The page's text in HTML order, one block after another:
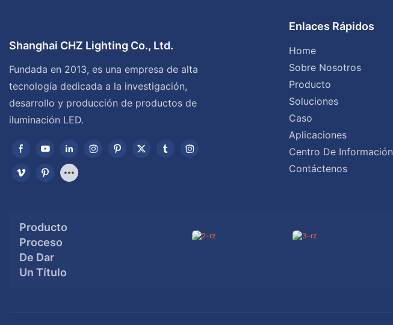
Shanghai CHZ Lighting Co., Ltd.
Fundada en 2013, es una empresa de alta
tecnología dedicada a la investigación,
desarrollo y producción de productos de
iluminación LED.
Enlaces Rápidos
Home
Sobre Nosotros
Producto
Soluciones
Caso
Aplicaciones
Centro De Información
Contáctenos
Producto
Proceso
De Dar
Un Título